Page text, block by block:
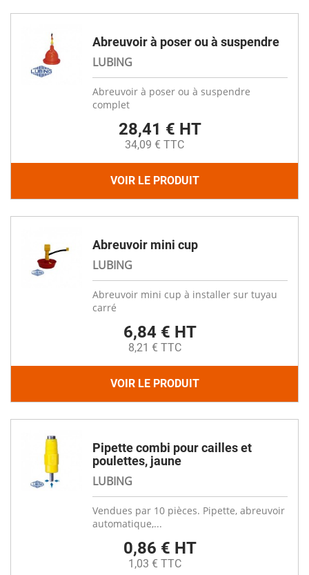
Abreuvoir à poser ou à suspendre
LUBING
Abreuvoir à poser ou à suspendre
complet
28,41 € HT
34,09 € TTC
VOIR LE PRODUIT
Abreuvoir mini cup
LUBING
Abreuvoir mini cup à installer sur tuyau
carré
6,84 € HT
8,21 € TTC
VOIR LE PRODUIT
Pipette combi pour cailles et
poulettes, jaune
LUBING
Vendues par 10 pièces. Pipette, abreuvoir
automatique,...
0,86 € HT
1,03 € TTC